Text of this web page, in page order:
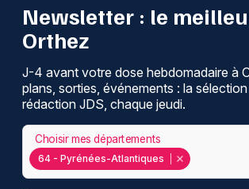
Newsletter : le
Orthez
J-4 avant votre dose hebdomadaire à
plans, sorties, événements : la
rédaction JDS, chaque jeudi.
64 - Pyrénées-Atlantiques
Choisir mes départements